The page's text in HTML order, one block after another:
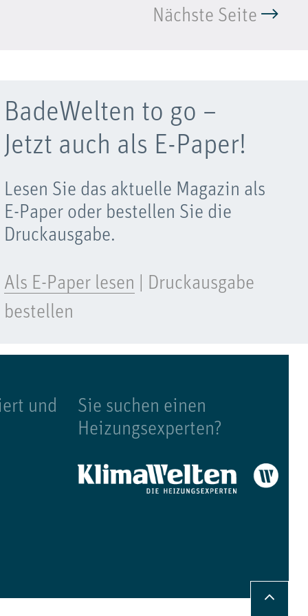
Nächste Seite
BadeWelten to go –
Jetzt auch als E-Paper!
Lesen Sie das aktuelle Magazin als
E-Paper oder bestellen Sie die
Druckausgabe.
Als E-Paper lesen
Druckausgabe
bestellen
und
Sie suchen einen
Heizungsexperten?